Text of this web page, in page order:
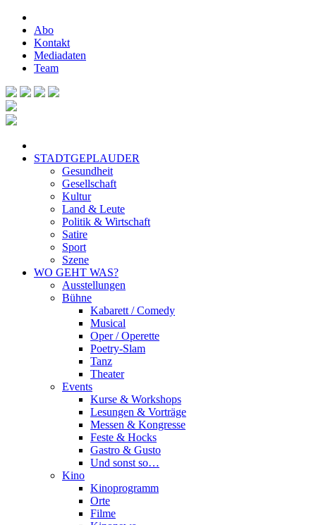
Abo
Kontakt
Mediadaten
Team
STADTGEPLAUDER
Gesundheit
Gesellschaft
Kultur
Land & Leute
Politik & Wirtschaft
Satire
Sport
Szene
WO GEHT WAS?
Ausstellungen
Bühne
Kabarett / Comedy
Musical
Oper / Operette
Poetry-Slam
Tanz
Theater
Events
Kurse & Workshops
Lesungen & Vorträge
Messen & Kongresse
Feste & Hocks
Gastro & Gusto
Und sonst so…
Kino
Kinoprogramm
Orte
Filme